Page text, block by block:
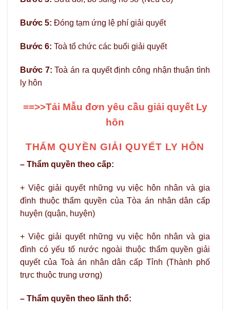
Bước 5: Đóng tạm ứng lệ phí giải quyết
Bước 6: Toà tổ chức các buổi giải quyết
Bước 7: Toà án ra quyết định công nhận thuận tình
ly hôn
==>>Tải Mẫu đơn yêu cầu giải quyết Ly
hôn
THẨM QUYỀN GIẢI QUYẾT LY HÔN
– Thẩm quyền theo cấp:
+ Việc giải quyết những vụ việc hôn nhân và gia
đình thuộc thẩm quyền của Tòa án nhân dân cấp
huyện (quận, huyện)
+ Việc giải quyết những vụ việc hôn nhân và gia
đình có yếu tố nước ngoài thuộc thẩm quyền giải
quyết của Toà án nhân dân cấp Tỉnh (Thành phố
trực thuộc trung ương)
– Thẩm quyền theo lãnh thổ: